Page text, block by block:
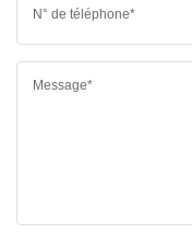
N° de téléphone*
Message*